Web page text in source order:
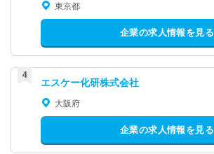
東京都
企業の求人情報を見る
エスケー化研株式会社
大阪府
企業の求人情報を見る